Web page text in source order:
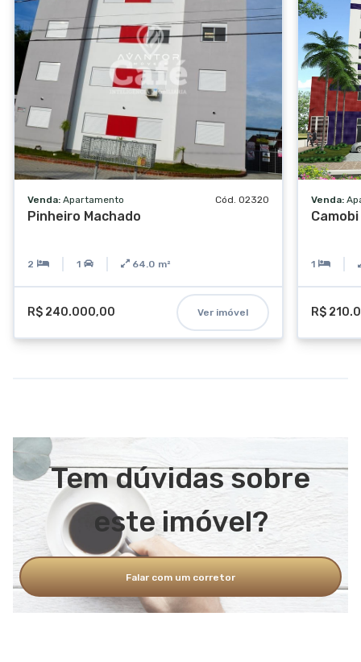
Venda: Apartamento Cód. 02320
Pinheiro Machado
2 1 64.0 m²
R$ 240.000,00 Ver imóvel
Venda:
Camobi
1
R$
Tem dúvidas sobre
este imóvel?
Falar com um corretor